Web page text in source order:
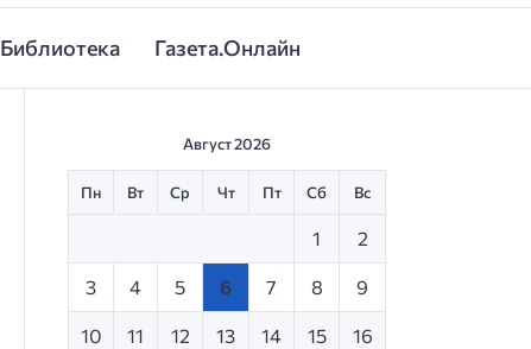
Библиотека Газета.Онлайн
Август 2026
Пн Вт Ср Чт Пт Сб Вс
1 2
3 4 5 6 7 8 9
10 11 12 13 14 15 16